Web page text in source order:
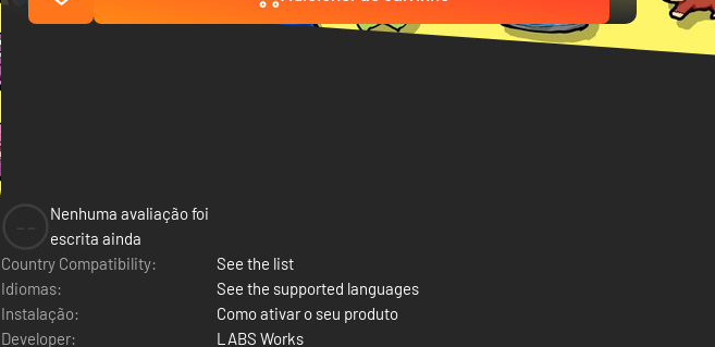
Nenhuma avaliação foi
escrita ainda
Country Compatibility:
See the list
Idiomas:
See the supported languages
Instalação:
Como ativar o seu produto
Developer:
LABS Works